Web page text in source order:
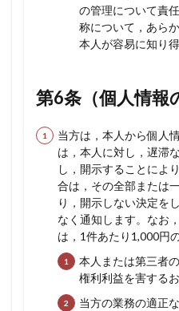
の管理について責
称について，あら
本人が容易に知り
第6条（個人情報
当方は，本人から個人
は，本人に対し，遅滞
し，開示することによ
合は，その全部または
り，開示しない決定を
なく通知します。なお
は，1件あたり1,000円
本人または第三者
権利利益を害する
当方の業務の適正